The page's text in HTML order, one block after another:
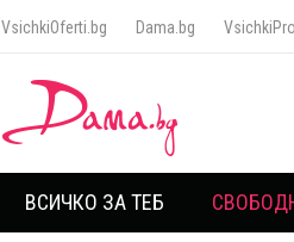
VsichkiOferti.bg Dama.bg
ВСИЧКО ЗА ТЕБ